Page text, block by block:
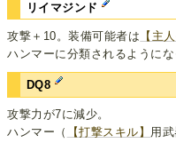
リイマジンド
攻撃＋10。装備可能者は 【主
ハンマーに分類されるようにな
DQ8
攻撃力が7に減少。
ハンマー（
【打撃スキル】 用